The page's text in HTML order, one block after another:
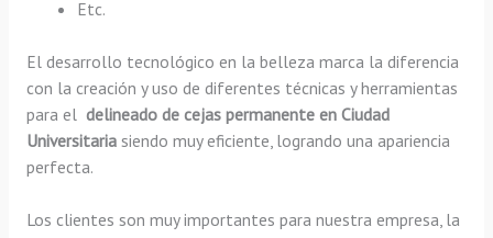
Etc.
El desarrollo tecnológico en la belleza marca la diferencia
con la creación y uso de diferentes técnicas y herramientas
para el delineado de cejas permanente en Ciudad
Universitariasiendo muy eficiente, logrando una apariencia
perfecta.
Los clientes son muy importantes para nuestra empresa, la